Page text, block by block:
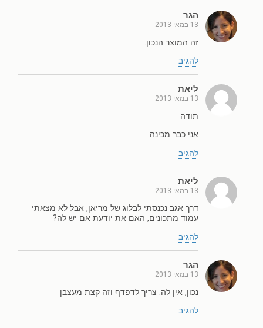
הגר
13 במאי 2013
זה המוצר הנכון.
להגיב
ליאת
13 במאי 2013
תודה
אני כבר מכינה
להגיב
ליאת
13 במאי 2013
דרך אגב נכנסתי לבלוג של מריאן, אבל לא מצאתי
עמוד מתכונים, האם את יודעת אם יש לה?
להגיב
הגר
13 במאי 2013
נכון, אין לה. צריך לדפדף וזה קצת מעצבן
להגיב